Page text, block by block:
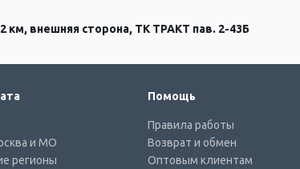
км, внешняя сторона, ТК ТРАКТ пав. 2-43Б
и МО
регионы
Помощь
Правила работы
Возврат и обмен
Оптовым клиентам